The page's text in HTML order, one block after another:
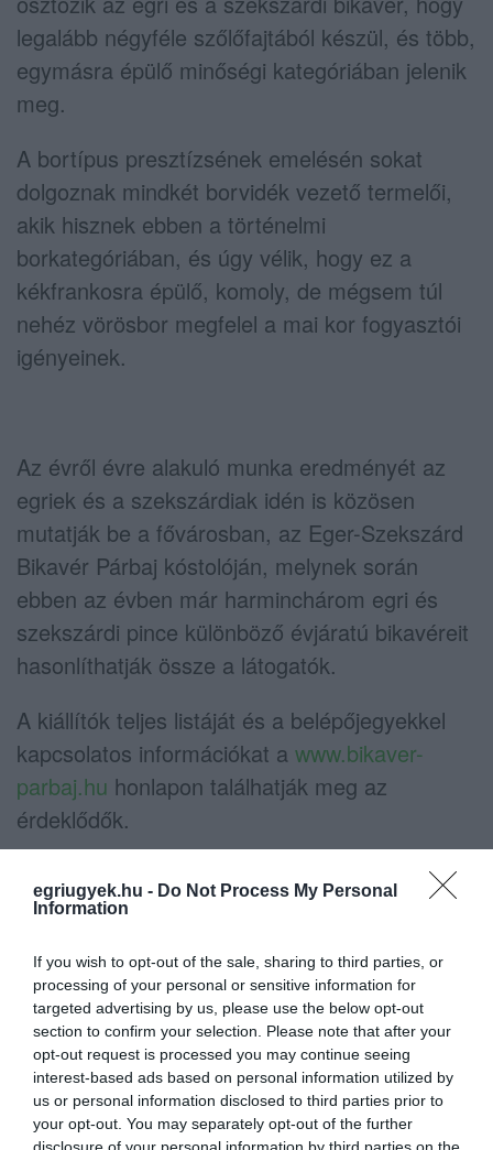
egriugyek.hu - Do Not Process My Personal
Information
If you wish to opt-out of the sale, sharing to third parties, or
processing of your personal or sensitive information for
targeted advertising by us, please use the below opt-out
section to confirm your selection. Please note that after your
opt-out request is processed you may continue seeing
interest-based ads based on personal information utilized by
us or personal information disclosed to third parties prior to
your opt-out. You may separately opt-out of the further
disclosure of your personal information by third parties on the
legalább négyféle szőlőfajtából készül, és több,
egymásra épülő minőségi kategóriában jelenik
meg.
A bortípus presztízsének emelésén sokat
dolgoznak mindkét borvidék vezető termelői,
akik hisznek ebben a történelmi
borkategóriában, és úgy vélik, hogy ez a
kékfrankosra épülő, komoly, de mégsem túl
nehéz vörösbor megfelel a mai kor fogyasztói
igényeinek.
Az évről évre alakuló munka eredményét az
egriek és a szekszárdiak idén is közösen
mutatják be a fővárosban, az Eger-Szekszárd
Bikavér Párbaj kóstolóján, melynek során
ebben az évben már harminchárom egri és
szekszárdi pince különböző évjáratú bikavéreit
hasonlíthatják össze a látogatók.
A kiállítók teljes listáját és a belépőjegyekkel
kapcsolatos információkat a www.bikaver-
parbaj.hu honlapon találhatják meg az
érdeklődők.
Ne maradjon le a legfrissebb hírekről, kövessen
bennünket az EGRI ÜGYEK Google Hírek oldalán!
VISSZA A FŐOLDALRA